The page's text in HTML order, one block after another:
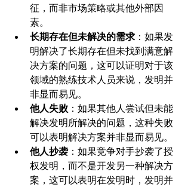
征，而非市场策略或其他外部因
素。
长期存在但未解决的需求 ：如果发
明解决了长期存在但未找到满意解
决方案的问题，这可以证明对于该
领域的熟练技术人员来说，发明并
非显而易见。
他人失败 ：如果其他人尝试但未能
解决发明所解决的问题，这种失败
可以表明解决方案并非显而易见。
他人抄袭：如果竞争对手抄袭了授
权发明，而不是开发另一种解决方
案，这可以表明在发明时，发明并